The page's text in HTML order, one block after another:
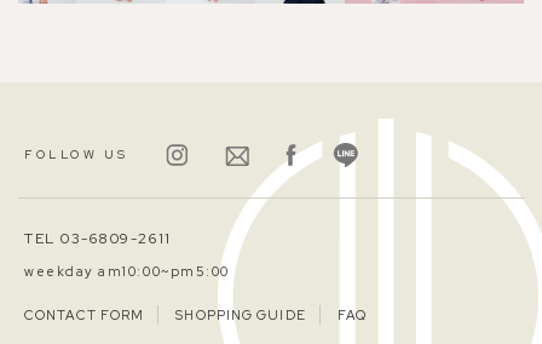
FOLLOW US
TEL 03-6809-2611
weekday am10:00~pm5:00
CONTACT FORM SHOPPING GUIDE FAQ